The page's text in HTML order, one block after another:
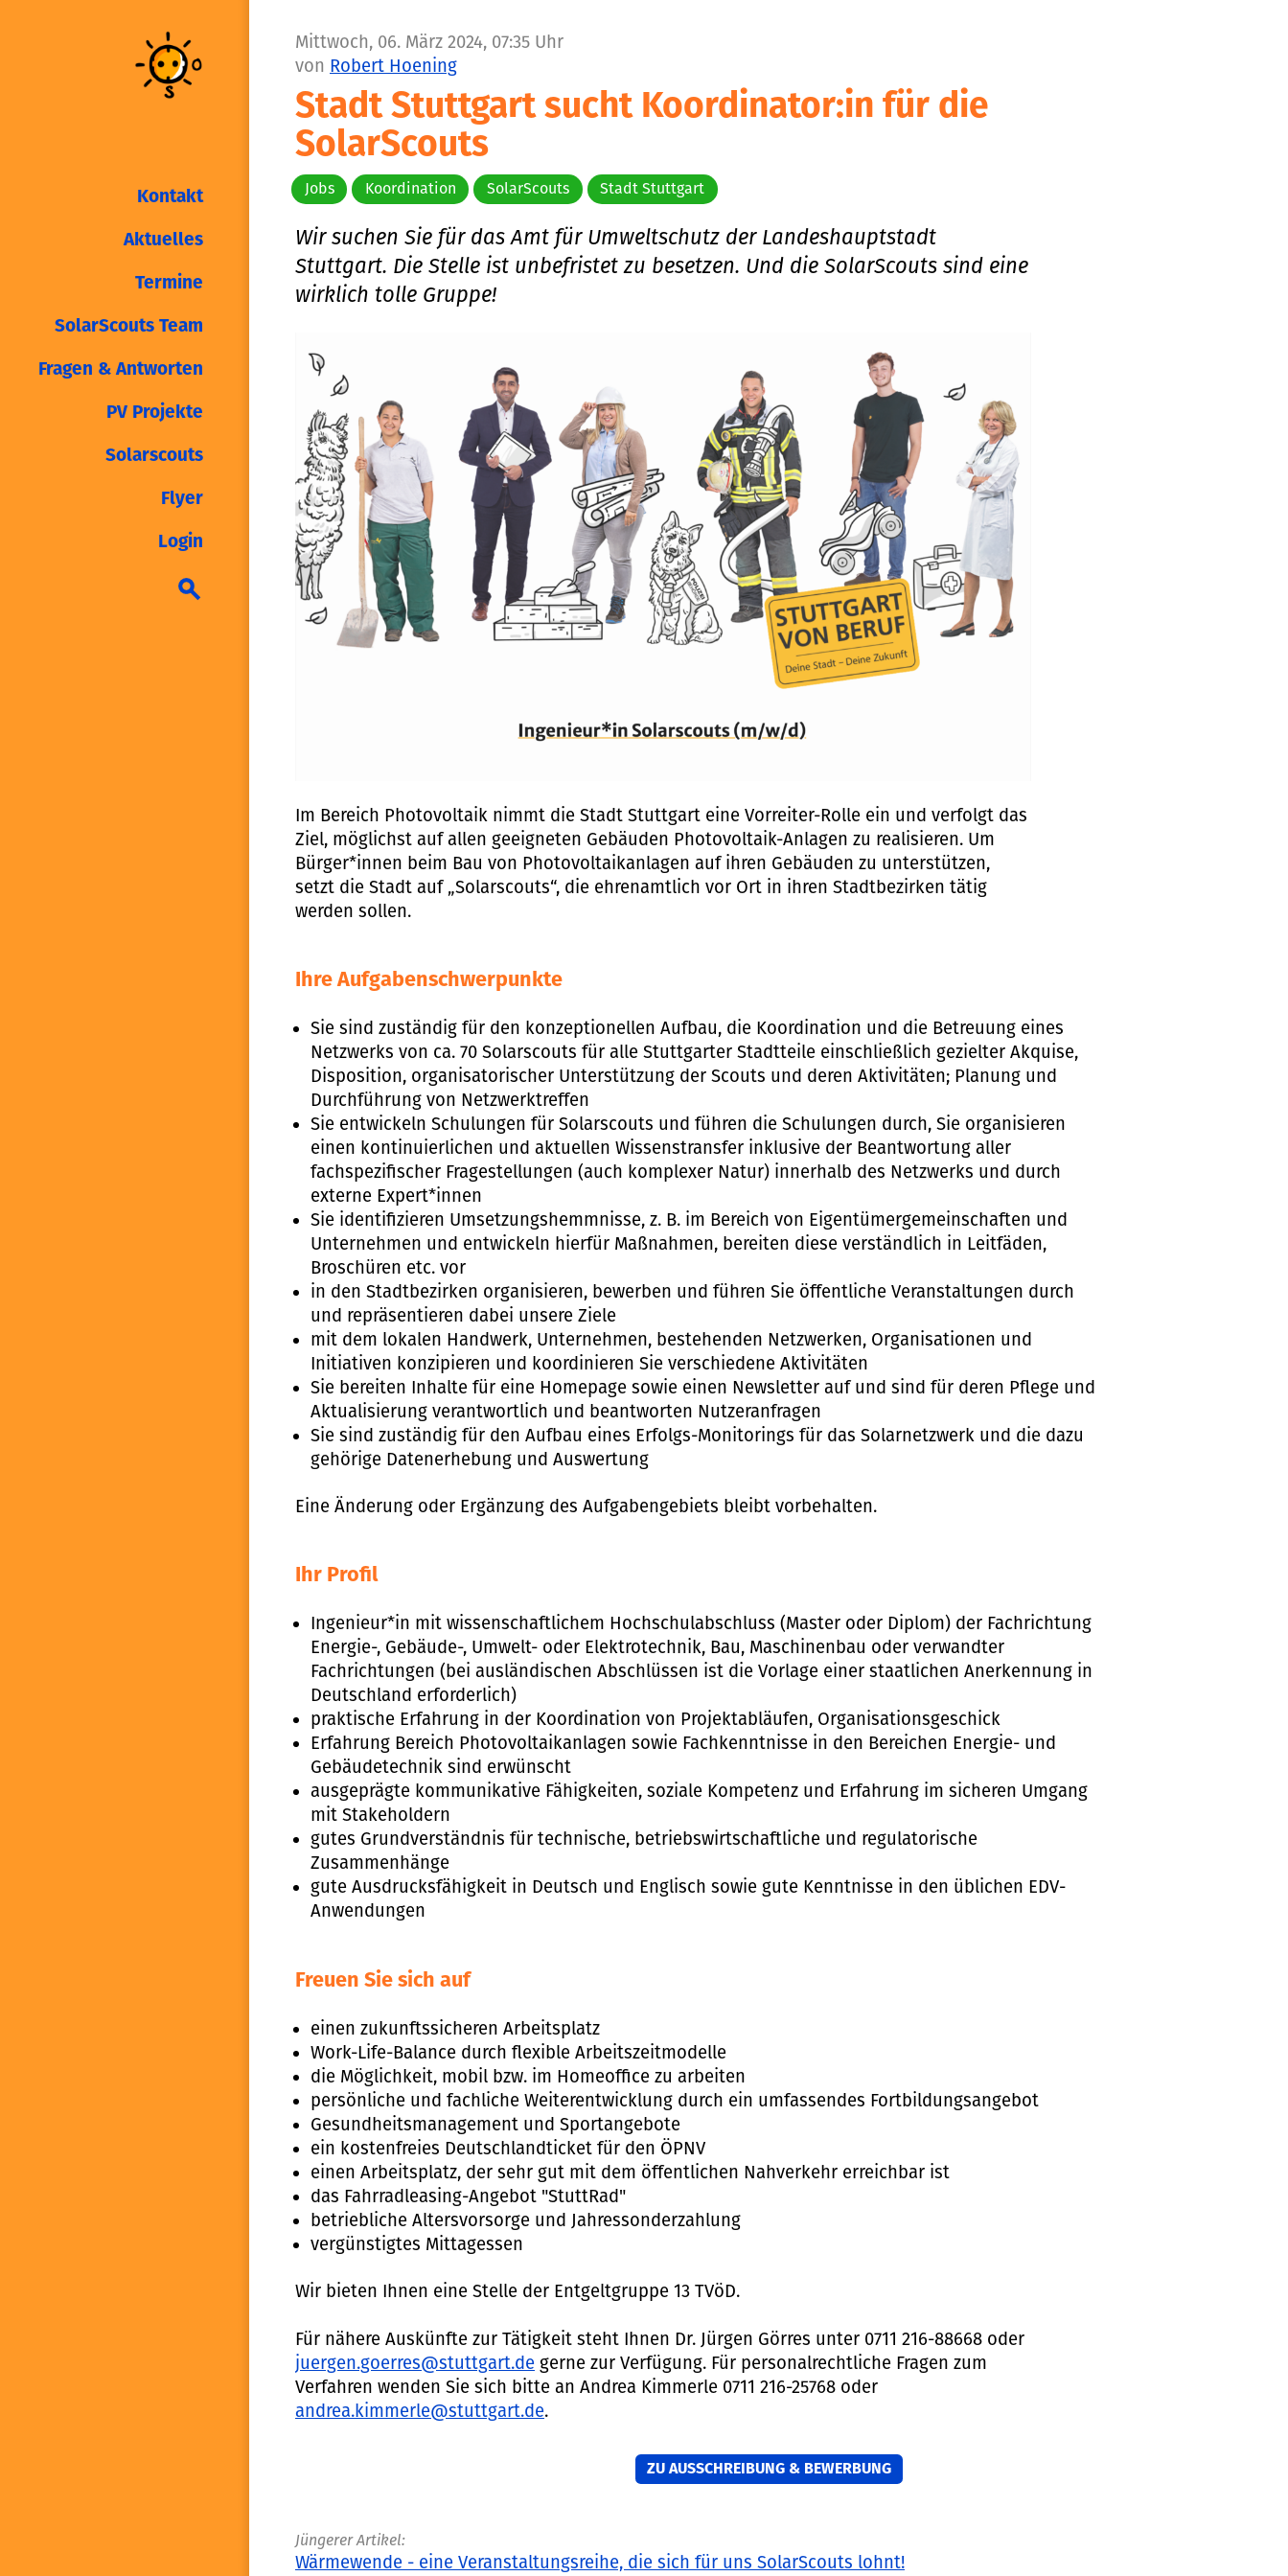
Kontakt
Aktuelles
Termine
SolarScouts Team
Fragen & Antworten
PV Projekte
Solarscouts
Flyer
Login
Mittwoch, 06. März 2024, 07:35 Uhr
von Robert Hoening
Stadt Stuttgart sucht Koordinator:in für die
SolarScouts
Jobs Koordination SolarScouts Stadt Stuttgart
Wir suchen Sie für das Amt für Umweltschutz der Landeshauptstadt
Stuttgart. Die Stelle ist unbefristet zu besetzen. Und die SolarScouts sind eine
wirklich tolle Gruppe!
Im Bereich Photovoltaik nimmt die Stadt Stuttgart eine Vorreiter-Rolle ein und verfolgt das
Ziel, möglichst auf allen geeigneten Gebäuden Photovoltaik-Anlagen zu realisieren. Um
Bürger*innen beim Bau von Photovoltaikanlagen auf ihren Gebäuden zu unterstützen,
setzt die Stadt auf „Solarscouts“, die ehrenamtlich vor Ort in ihren Stadtbezirken tätig
werden sollen.
Ihre Aufgabenschwerpunkte
Sie sind zuständig für den konzeptionellen Aufbau, die Koordination und die Betreuung eines
Netzwerks von ca. 70 Solarscouts für alle Stuttgarter Stadtteile einschließlich gezielter Akquise,
Disposition, organisatorischer Unterstützung der Scouts und deren Aktivitäten; Planung und
Durchführung von Netzwerktreffen
Sie entwickeln Schulungen für Solarscouts und führen die Schulungen durch, Sie organisieren
einen kontinuierlichen und aktuellen Wissenstransfer inklusive der Beantwortung aller
fachspezifischer Fragestellungen (auch komplexer Natur) innerhalb des Netzwerks und durch
externe Expert*innen
Sie identifizieren Umsetzungshemmnisse, z. B. im Bereich von Eigentümergemeinschaften und
Unternehmen und entwickeln hierfür Maßnahmen, bereiten diese verständlich in Leitfäden,
Broschüren etc. vor
in den Stadtbezirken organisieren, bewerben und führen Sie öffentliche Veranstaltungen durch
und repräsentieren dabei unsere Ziele
mit dem lokalen Handwerk, Unternehmen, bestehenden Netzwerken, Organisationen und
Initiativen konzipieren und koordinieren Sie verschiedene Aktivitäten
Sie bereiten Inhalte für eine Homepage sowie einen Newsletter auf und sind für deren Pflege und
Aktualisierung verantwortlich und beantworten Nutzeranfragen
Sie sind zuständig für den Aufbau eines Erfolgs-Monitorings für das Solarnetzwerk und die dazu
gehörige Datenerhebung und Auswertung
Eine Änderung oder Ergänzung des Aufgabengebiets bleibt vorbehalten.
Ihr Profil
Ingenieur*in mit wissenschaftlichem Hochschulabschluss (Master oder Diplom) der Fachrichtung
Energie-, Gebäude-, Umwelt- oder Elektrotechnik, Bau, Maschinenbau oder verwandter
Fachrichtungen (bei ausländischen Abschlüssen ist die Vorlage einer staatlichen Anerkennung in
Deutschland erforderlich)
praktische Erfahrung in der Koordination von Projektabläufen, Organisationsgeschick
Erfahrung Bereich Photovoltaikanlagen sowie Fachkenntnisse in den Bereichen Energie- und
Gebäudetechnik sind erwünscht
ausgeprägte kommunikative Fähigkeiten, soziale Kompetenz und Erfahrung im sicheren Umgang
mit Stakeholdern
gutes Grundverständnis für technische, betriebswirtschaftliche und regulatorische
Zusammenhänge
gute Ausdrucksfähigkeit in Deutsch und Englisch sowie gute Kenntnisse in den üblichen EDV-
Anwendungen
Freuen Sie sich auf
einen zukunftssicheren Arbeitsplatz
Work-Life-Balance durch flexible Arbeitszeitmodelle
die Möglichkeit, mobil bzw. im Homeoffice zu arbeiten
persönliche und fachliche Weiterentwicklung durch ein umfassendes Fortbildungsangebot
Gesundheitsmanagement und Sportangebote
ein kostenfreies Deutschlandticket für den ÖPNV
einen Arbeitsplatz, der sehr gut mit dem öffentlichen Nahverkehr erreichbar ist
das Fahrradleasing-Angebot "StuttRad"
betriebliche Altersvorsorge und Jahressonderzahlung
vergünstigtes Mittagessen
Wir bieten Ihnen eine Stelle der Entgeltgruppe 13 TVöD.
Für nähere Auskünfte zur Tätigkeit steht Ihnen Dr. Jürgen Görres unter 0711 216-88668 oder
juergen.goerres@stuttgart.de gerne zur Verfügung. Für personalrechtliche Fragen zum
Verfahren wenden Sie sich bitte an Andrea Kimmerle 0711 216-25768 oder
andrea.kimmerle@stuttgart.de.
ZU AUSSCHREIBUNG & BEWERBUNG
Jüngerer Artikel:
Wärmewende - eine Veranstaltungsreihe, die sich für uns SolarScouts lohnt!